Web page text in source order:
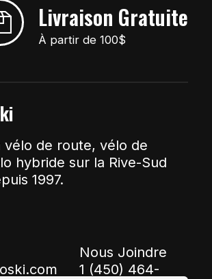
Livraison Gratuite
À partir de 100$
vélo de route, vélo de
hybride sur la Rive-Sud
1997.
Nous Joindre
1 (450) 464-